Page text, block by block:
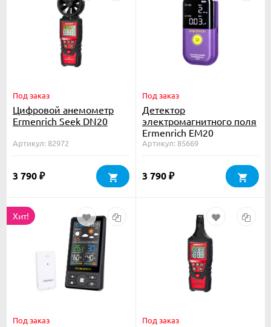
Под заказ
Цифровой анемометр
Ermenrich Seek DN20
Артикул: 82972
3 790 ₽
Под заказ
Детектор
электромагнитного поля
Ermenrich EM20
Артикул: 85669
3 790 ₽
Хит!
Под заказ Под заказ